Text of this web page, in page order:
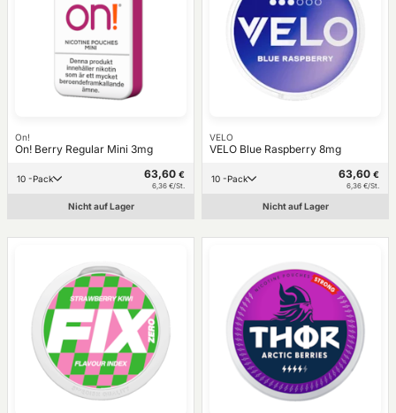
On!
On! Berry Regular Mini 3mg
10 -Pack 63,60 €
6,36 €/St.
Nicht auf Lager
VELO
VELO Blue Raspberry 8mg
10 -Pack 63,60 €
6,36 €/St.
Nicht auf Lager